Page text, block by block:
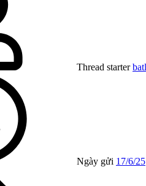
Thread starter
Ngày gửi 17/6/25